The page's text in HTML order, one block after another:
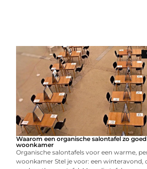
Waarom een organische salontafel zo
woonkamer
Organische salontafels voor een warme,
woonkamer Stel je voor: een winteravond,